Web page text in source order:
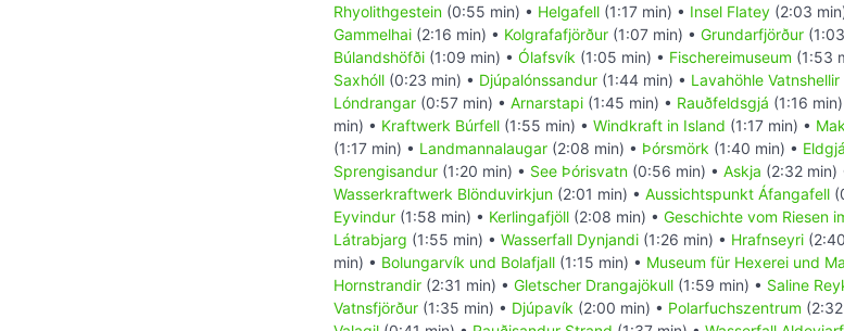
Rhyolithgestein (0:55 min) • Helgafell (1:17 min) • Insel Flatey (2:03
Gammelhai (2:16 min) • Kolgrafafjörður (1:07 min) • Grundarfjörður
Búlandshöfði (1:09 min) • Ólafsvík (1:05 min) • Fischereimuseum (1:53
Saxhóll (0:23 min) • Djúpalónssandur (1:44 min) • Lavahöhle Vatnshellir
Lóndrangar (0:57 min) • Arnarstapi (1:45 min) • Rauðfeldsgjá (1:16
min) • Kraftwerk Búrfell (1:55 min) • Windkraft in Island (1:17 min) •
(1:17 min) • Landmannalaugar (2:08 min) • Þórsmörk (1:40 min) • Eldgjá
Sprengisandur (1:20 min) • See Þórisvatn (0:56 min) • Askja (2:32 min)
Wasserkraftwerk Blönduvirkjun (2:01 min) • Aussichtspunkt Áfangafell
Eyvindur (1:58 min) • Kerlingafjöll (2:08 min) • Geschichte vom Riesen
Látrabjarg (1:55 min) • Wasserfall Dynjandi (1:26 min) • Hrafnseyri
min) • Bolungarvík und Bolafjall (1:15 min) • Museum für Hexerei und
Hornstrandir (2:31 min) • Gletscher Drangajökull (1:59 min) • Saline
Vatnsfjörður (1:35 min) • Djúpavík (2:00 min) • Polarfuchszentrum